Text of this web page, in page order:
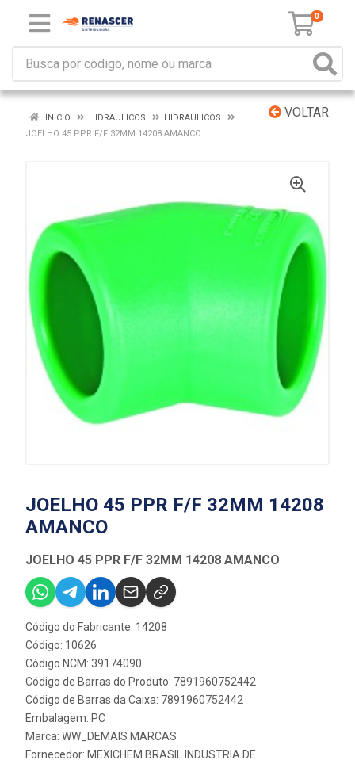
0
VOLTAR
INÍCIO HIDRAULICOS
HIDRAULICOS
JOELHO 45 PPR F/F 32MM 14208 AMANCO
JOELHO 45 PPR F/F 32MM 14208
AMANCO
JOELHO 45 PPR F/F 32MM 14208 AMANCO
Código do Fabricante: 14208
Código: 10626
Código NCM: 39174090
Código de Barras do Produto: 7891960752442
Código de Barras da Caixa: 7891960752442
Embalagem: PC
Marca: WW_DEMAIS MARCAS
Fornecedor: MEXICHEM BRASIL INDUSTRIA DE